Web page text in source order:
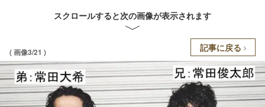
スクロールすると次の画像が表示されます
( 画像3/21 ) 記事に戻る